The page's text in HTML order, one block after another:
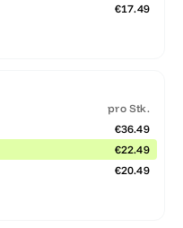
€17.49
pro Stk.
€36.49
€22.49
€20.49